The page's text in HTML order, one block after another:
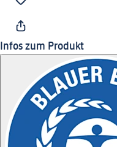
Infos zum Produkt